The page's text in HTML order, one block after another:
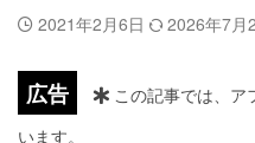
2021年2月6日 2026年7月
広告
この記事では、ア
います。